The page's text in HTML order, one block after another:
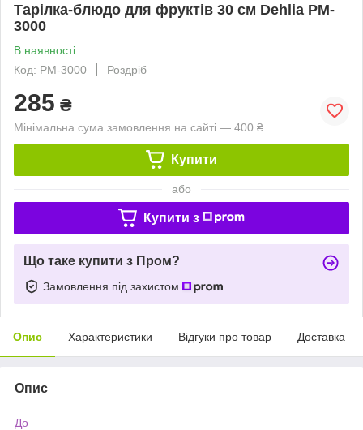
Тарілка-блюдо для фруктів 30 см Dehlia РM-
3000
В наявності
Код: РM-3000
Роздріб
285 ₴
Мінімальна сума замовлення на сайті — 400 ₴
Купити
або
Купити з
Що таке купити з Пром?
Замовлення під захистом
Опис Характеристики Відгуки про товар Доставка
Опис
До